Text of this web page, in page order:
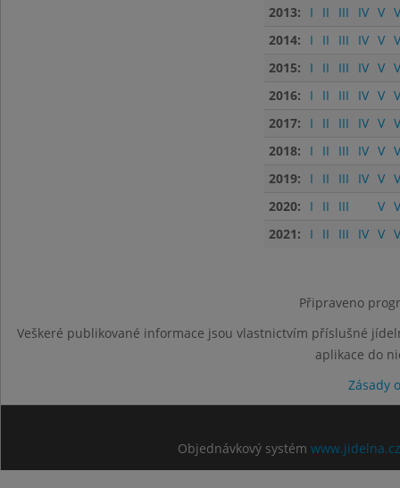
2013:
I II III IV V
2014:
I II III IV V
2015:
I II III IV V
2016:
I II III IV V
2017:
I II III IV V
2018:
I II III IV V
2019:
I II III IV V
2020:
I II III V
2021:
I II III IV V
Připraveno
Veškeré publikované informace jsou vlastnictvím příslušné
aplikace do
Zásady
Objednávkový systém www.jidelna.cz